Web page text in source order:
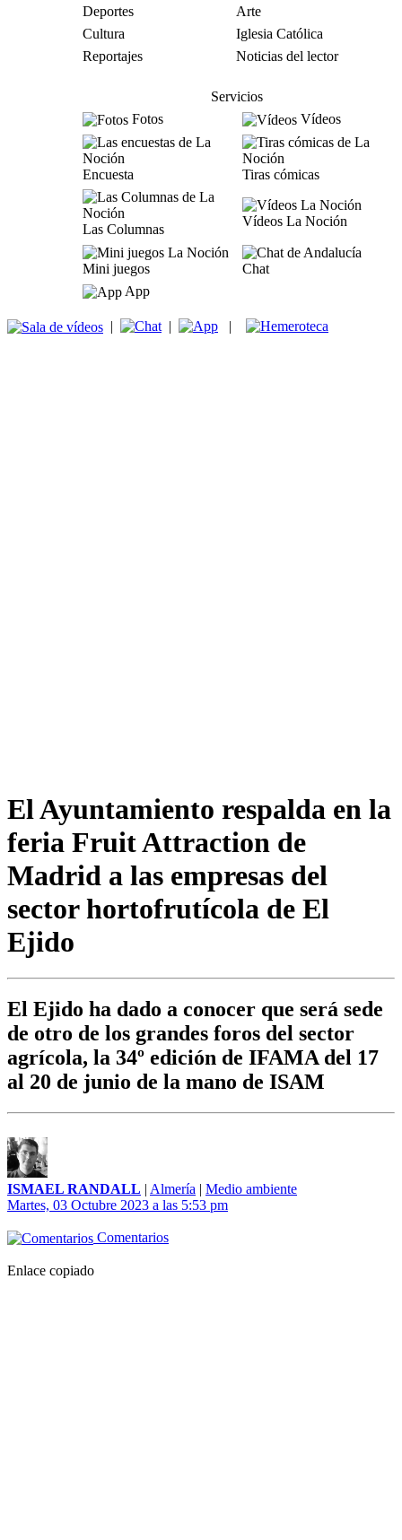
Deportes
Arte
Cultura
Iglesia Católica
Reportajes
Noticias del lector
Servicios
Fotos
Vídeos
Encuesta Tiras cómicas
Las Columnas
Vídeos La Noción
Mini juegos
Chat
App
| | |
El Ayuntamiento respalda en la
feria Fruit Attraction de
Madrid a las empresas del
sector hortofrutícola de El
Ejido
El Ejido ha dado a conocer que será sede
de otro de los grandes foros del sector
agrícola, la 34º edición de IFAMA del 17
al 20 de junio de la mano de ISAM
ISMAEL RANDALL | Almería | Medio ambiente
Martes, 03 Octubre 2023 a las 5:53 pm
Comentarios
Enlace copiado